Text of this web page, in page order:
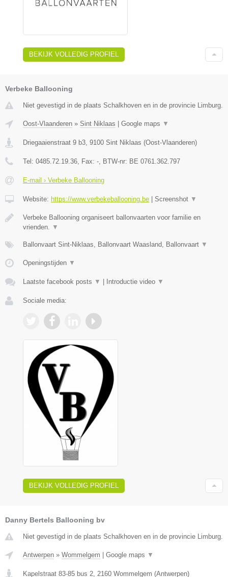
BEKIJK VOLLEDIG PROFIEL
Verbeke Ballooning
Niet gevestigd in de plaats Schalkhoven en in de provincie Limburg.
Oost-Vlaanderen » Sint Niklaas | Google maps ▼
Driegaaienstraat 9 b3 9100 Sint Niklaas (Oost-Vlaanderen)
Tel: 0485.72.19.36 , Fax: - , BTW-nr: BE 0761.362.797
E-mail › Verbeke Ballooning
Website: https://www.verbekeballooning.be | Screenshot ▼
Verbeke Ballooning organiseert ballonvaarten voor familie en
vrienden.
▼
Ballonvaart Sint-Niklaas, Ballonvaart Waasland, Ballonvaart ▼
Openingstijden ▼
Laatste facebook posts ▼ | Introductie video ▼
Sociale media:
BEKIJK VOLLEDIG PROFIEL
Danny Bertels Ballooning bv
Niet gevestigd in de plaats Schalkhoven en in de provincie Limburg.
Antwerpen » Wommelgem Google maps ▼
Kapelstraat 83-85 bus 2 2160 Wommelgem (Antwerpen)